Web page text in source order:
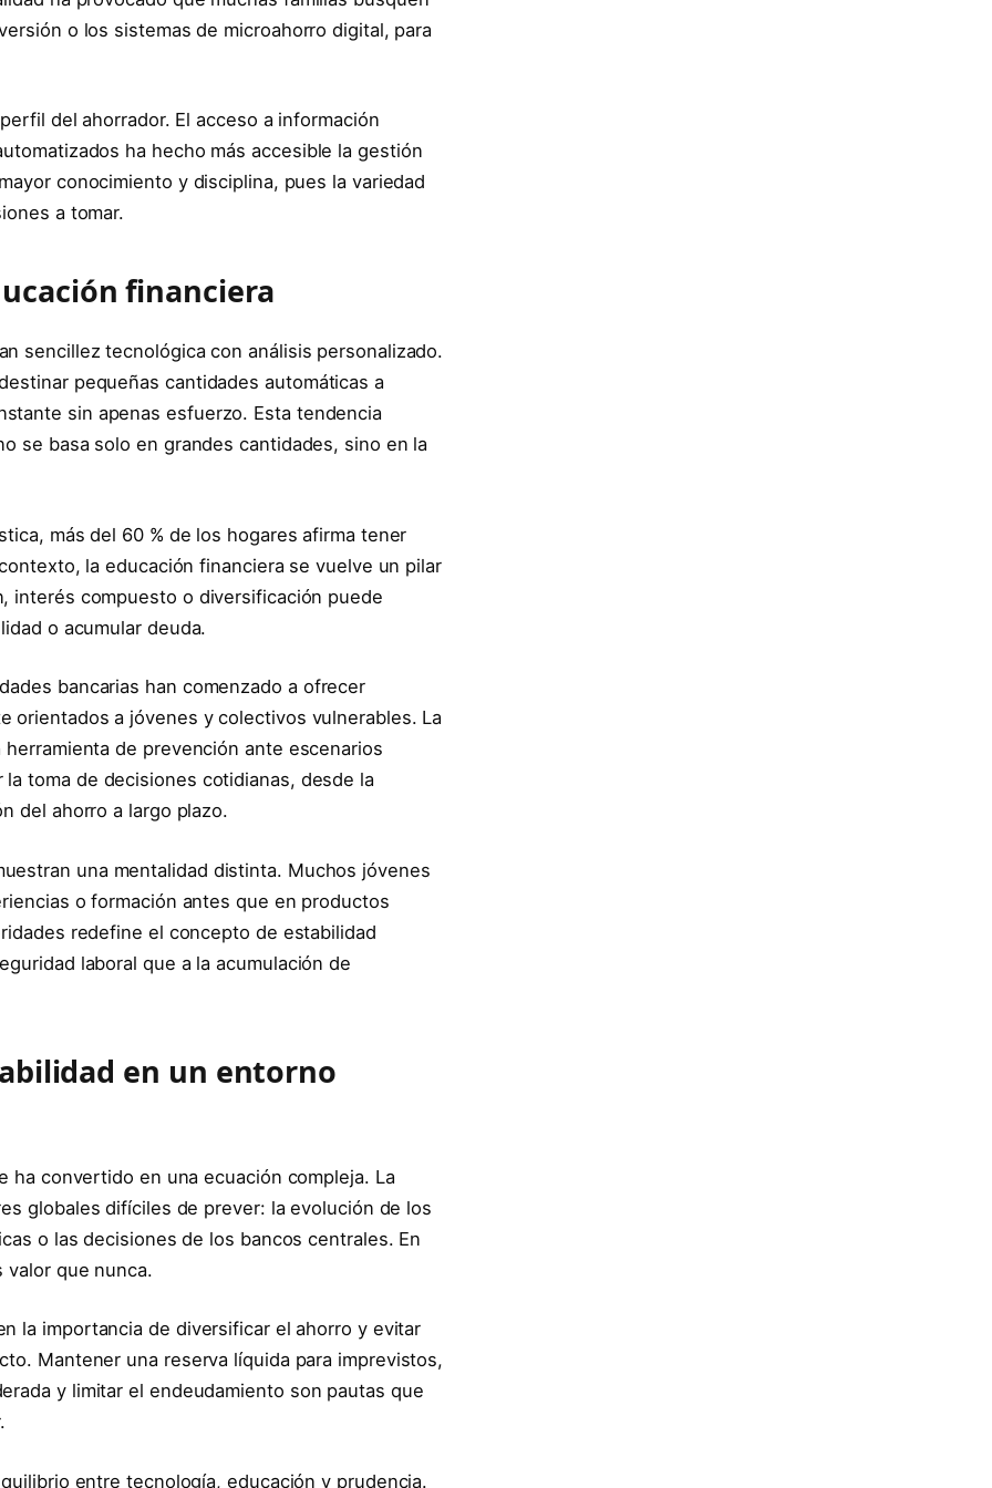
o los sistemas de microahorro digital, para
del ahorrador. El acceso a información
ha hecho más accesible la gestión
conocimiento y disciplina, pues la variedad
a tomar.
financiera
sencillez tecnológica con análisis personalizado.
pequeñas cantidades automáticas a
sin apenas esfuerzo. Esta tendencia
se basa solo en grandes cantidades, sino en la
más del 60 % de los hogares afirma tener
la educación financiera se vuelve un pilar
interés compuesto o diversificación puede
o acumular deuda.
bancarias han comenzado a ofrecer
orientados a jóvenes y colectivos vulnerables. La
de prevención ante escenarios
toma de decisiones cotidianas, desde la
del ahorro a largo plazo.
una mentalidad distinta. Muchos jóvenes
o formación antes que en productos
redefine el concepto de estabilidad
laboral que a la acumulación de
en un entorno
convertido en una ecuación compleja. La
globales difíciles de prever: la evolución de los
o las decisiones de los bancos centrales. En
valor que nunca.
la importancia de diversificar el ahorro y evitar
Mantener una reserva líquida para imprevistos,
y limitar el endeudamiento son pautas que
entre tecnología, educación y prudencia.